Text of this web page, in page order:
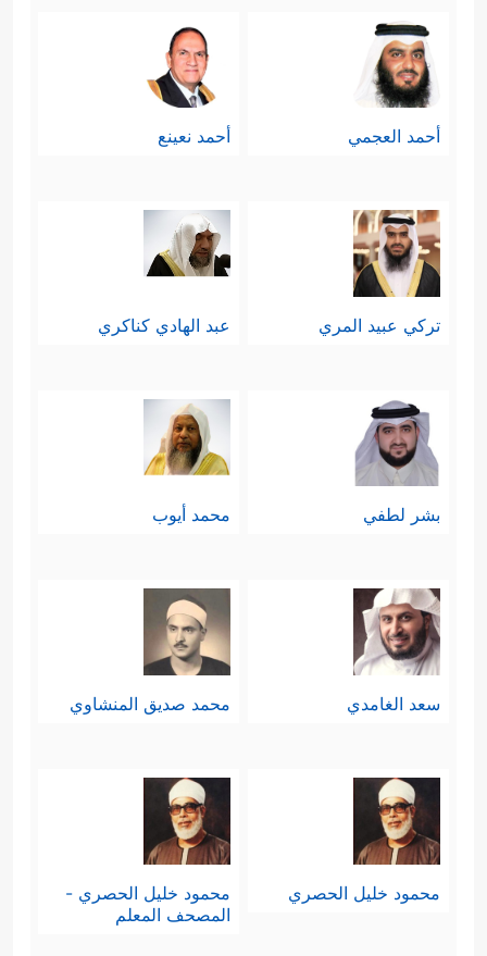
أحمد العجمي أحمد نعينع
تركي عبيد المري عبد الهادي كناكري
بشر لطفي محمد أيوب
سعد الغامدي محمد صديق المنشاوي
محمود خليل الحصري
محمود خليل الحصري -
المصحف المعلم